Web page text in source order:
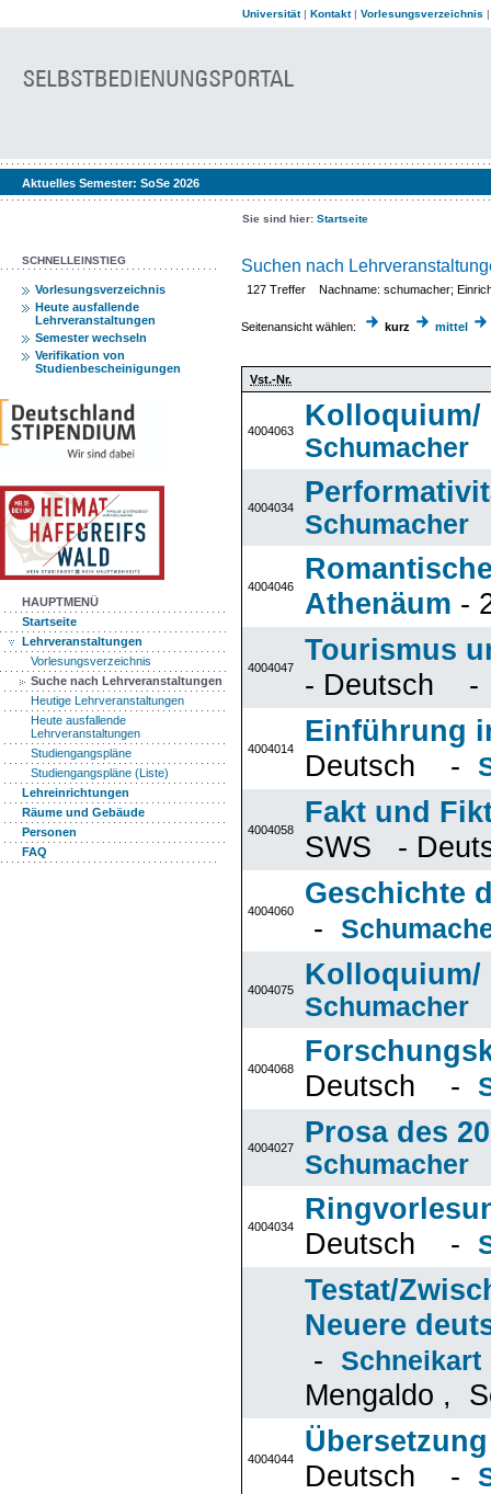
Universität| Kontakt| Vorlesungsverzeichnis
Aktuelles Semester: SoSe 2026
Sie sind hier: Startseite
SCHNELLEINSTIEG
Vorlesungsverzeichnis
Heute ausfallende
Lehrveranstaltungen
Semester wechseln
Verifikation von
Studienbescheinigungen
HAUPTMENÜ
Startseite
Lehrveranstaltungen
Vorlesungsverzeichnis
Suche nach Lehrveranstaltungen
Heutige Lehrveranstaltungen
Heute ausfallende
Lehrveranstaltungen
Studiengangspläne
Studiengangspläne (Liste)
Lehreinrichtungen
Räume und Gebäude
Personen
FAQ
Suchen nach
127 Treffer Nachname: schumacher;
Seitenansicht wählen: kurz mittel
Vst.-Nr.
4004063 Kolloquium/
Schumacher
4004034
Schumacher
4004046
Athenäum -
4004047
Tourismus
- Deutsch
4004014
Einführung
Deutsch -
4004058
Fakt und
SWS -
4004060
Geschichte
-
4004075 Kolloquium/
Schumacher
4004068
Deutsch -
4004027 Prosa des
Schumacher
4004034
Deutsch -
Testat/
Neuere
-
Schneikart
Mengaldo ,
4004044
Deutsch -